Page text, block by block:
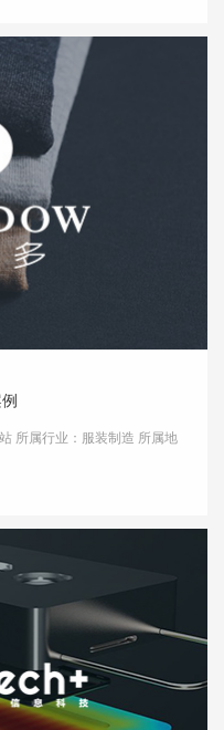
所属行业：服装制造 所属地